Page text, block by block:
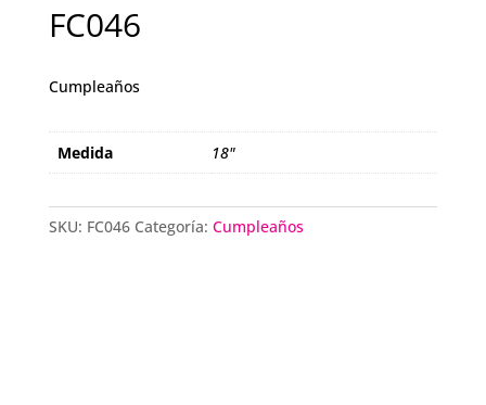
FC046
Cumpleaños
Medida 18"
SKU: FC046 Categoría: Cumpleaños